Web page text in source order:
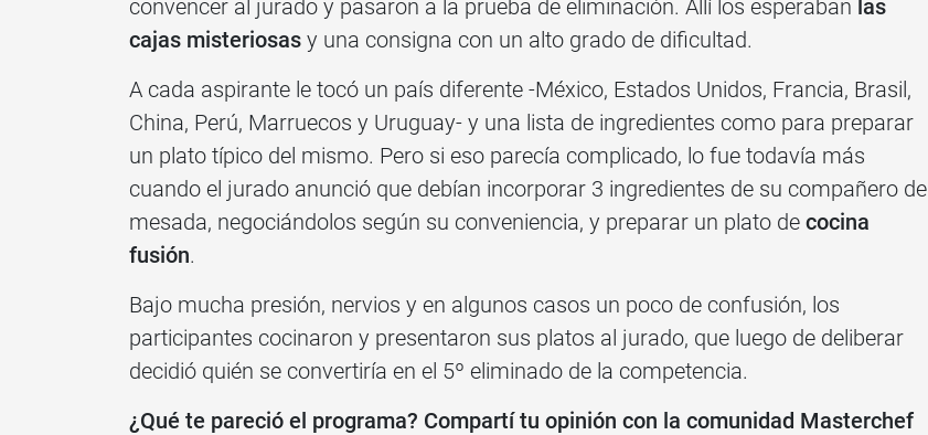
convencer al jurado y pasaron a la prueba de eliminación. Allí los esperaban las
cajas misteriosas y una consigna con un alto grado de dificultad.
A cada aspirante le tocó un país diferente -México, Estados Unidos, Francia, Brasil,
China, Perú, Marruecos y Uruguay- y una lista de ingredientes como para preparar
un plato típico del mismo. Pero si eso parecía complicado, lo fue todavía más
cuando el jurado anunció que debían incorporar 3 ingredientes de su compañero de
mesada, negociándolos según su conveniencia, y preparar un plato de cocina
fusión.
Bajo mucha presión, nervios y en algunos casos un poco de confusión, los
participantes cocinaron y presentaron sus platos al jurado, que luego de deliberar
decidió quién se convertiría en el 5º eliminado de la competencia.
¿Qué te pareció el programa? Compartí tu opinión con la comunidad Masterchef